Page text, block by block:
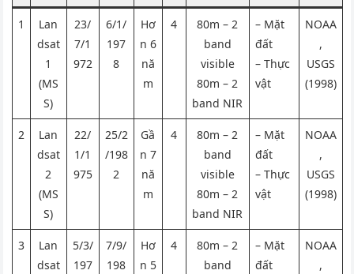
1
Lan
dsat
1
(MS
S)
23/
7/1
972
6/1/
197
8
Hơ
n 6
nă
m
4
80m – 2
band
visible
80m – 2
band NIR
– Mặt
đất
– Thực
vật
NOAA
,
USGS
(1998)
2
Lan
dsat
2
(MS
S)
22/
1/1
975
25/2
/198
2
Gầ
n 7
nă
m
4
80m – 2
band
visible
80m – 2
band NIR
– Mặt
đất
– Thực
vật
NOAA
,
USGS
(1998)
3
Lan
dsat
5/3/
197
7/9/
198
Hơ
n 5
4
80m – 2
band
– Mặt
đất
NOAA
,